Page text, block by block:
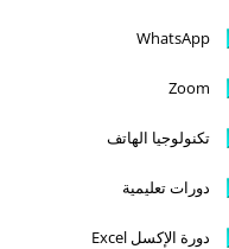
WhatsApp
Zoom
تكنولوجيا الهاتف
دورات تعليمية
دورة الإكسل Excel